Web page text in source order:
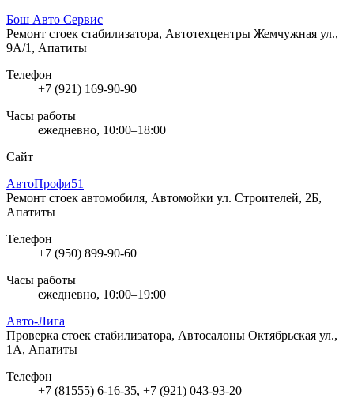
Бош Авто Сервис
Ремонт стоек стабилизатора, Автотехцентры Жемчужная ул.,
9А/1, Апатиты
Телефон
+7 (921) 169-90-90
Часы работы
ежедневно, 10:00–18:00
Сайт
АвтоПрофи51
Ремонт стоек автомобиля, Автомойки ул. Строителей, 2Б,
Апатиты
Телефон
+7 (950) 899-90-60
Часы работы
ежедневно, 10:00–19:00
Авто-Лига
Проверка стоек стабилизатора, Автосалоны Октябрьская ул.,
1А, Апатиты
Телефон
+7 (81555) 6-16-35, +7 (921) 043-93-20